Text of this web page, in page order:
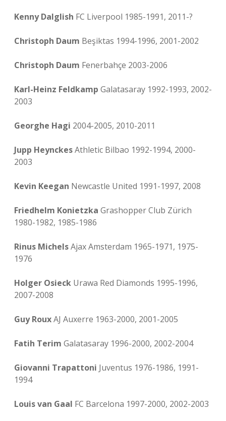
Kenny Dalglish FC Liverpool 1985-1991, 2011-?
Christoph Daum Beşiktas 1994-1996, 2001-2002
Christoph Daum Fenerbahçe 2003-2006
Karl-Heinz Feldkamp Galatasaray 1992-1993, 2002-
2003
Georghe Hagi 2004-2005, 2010-2011
Jupp HeynckesAthletic Bilbao 1992-1994, 2000-
2003
Kevin Keegan Newcastle United 1991-1997, 2008
Friedhelm Konietzka Grashopper Club Zürich
1980-1982, 1985-1986
Rinus MichelsAjax Amsterdam 1965-1971, 1975-
1976
Holger Osieck Urawa Red Diamonds 1995-1996,
2007-2008
Guy RouxAJ Auxerre 1963-2000, 2001-2005
Fatih Terim Galatasaray 1996-2000, 2002-2004
Giovanni Trapattoni Juventus 1976-1986, 1991-
1994
Louis van Gaal FC Barcelona 1997-2000, 2002-2003